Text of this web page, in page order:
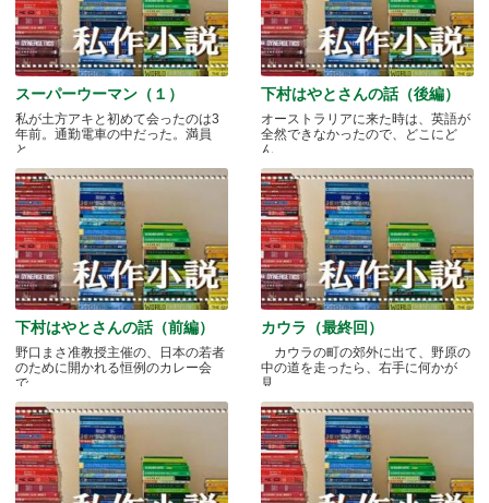
スーパーウーマン（１）
私が土方アキと初めて会ったのは3
年前。通勤電車の中だった。満員
と.....
下村はやとさんの話（後編）
オーストラリアに来た時は、英語が
全然できなかったので、どこにど
ん.....
下村はやとさんの話（前編）
野口まさ准教授主催の、日本の若者
のために開かれる恒例のカレー会
で.....
カウラ（最終回）
カウラの町の郊外に出て、野原の
中の道を走ったら、右手に何かが
見.....